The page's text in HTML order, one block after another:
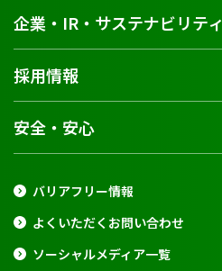
企業・IR・サステナビリティ
採用情報
安全・安心
バリアフリー情報
よくいただくお問い合わせ
ソーシャルメディア一覧